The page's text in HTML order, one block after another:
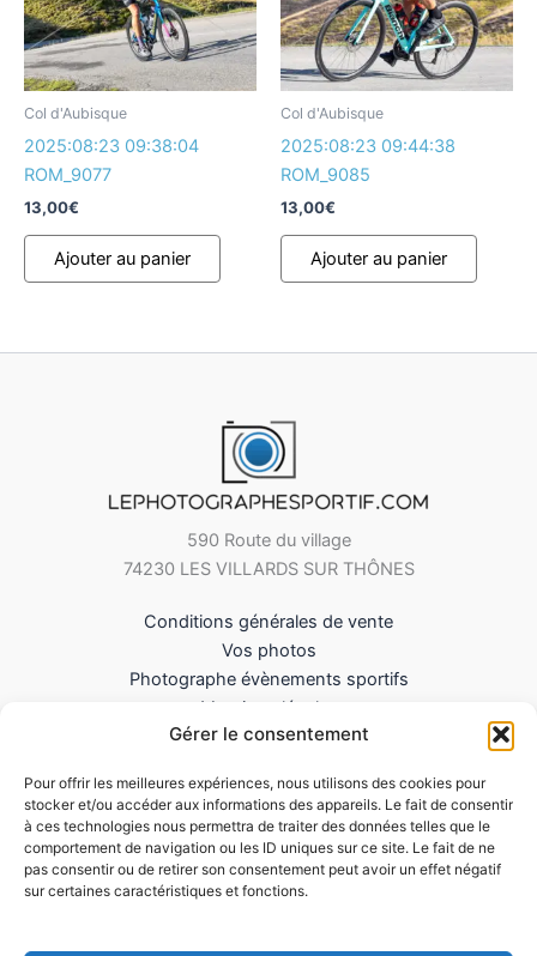
Gérer le consentement
Pour offrir les meilleures expériences, nous utilisons des cookies pour
stocker et/ou accéder aux informations des appareils. Le fait de consentir
à ces technologies nous permettra de traiter des données telles que le
comportement de navigation ou les ID uniques sur ce site. Le fait de ne
pas consentir ou de retirer son consentement peut avoir un effet négatif
sur certaines caractéristiques et fonctions.
Col d'Aubisque
2025:08:23 09:38:04
ROM_9077
13,00€
Ajouter au panier
Col d'Aubisque
2025:08:23 09:44:38
ROM_9085
13,00€
Ajouter au panier
590 Route du village
74230 LES VILLARDS SUR THÔNES
Conditions générales de vente
Vos photos
Photographe évènements sportifs
Mentions légales
Mes Téléchargements
Politique de cookies (UE)